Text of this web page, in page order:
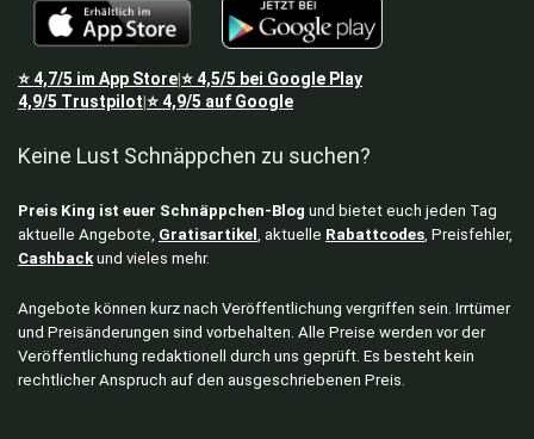
⭐4,7/5 im App Store|⭐4,5/5 bei Google Play
4,9/5 Trustpilot|⭐4,9/5 auf Google
Keine Lust Schnäppchen zu suchen?
Preis King ist euer Schnäppchen-Blog und bietet euch jeden Tag
aktuelle Angebote, Gratisartikel , aktuelle Rabattcodes, Preisfehler,
Cashbackund vieles mehr.
Angebote können kurz nach Veröffentlichung vergriffen sein. Irrtümer
und Preisänderungen sind vorbehalten. Alle Preise werden vor der
Veröffentlichung redaktionell durch uns geprüft. Es besteht kein
rechtlicher Anspruch auf den ausgeschriebenen Preis.